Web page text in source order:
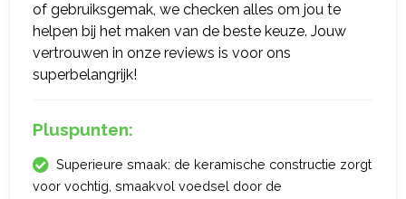
of gebruiksgemak, we checken alles om jou te
helpen bij het maken van de beste keuze. Jouw
vertrouwen in onze reviews is voor ons
superbelangrijk!
Pluspunten:
Superieure smaak: de keramische constructie zorgt
voor vochtig, smaakvol voedsel door de